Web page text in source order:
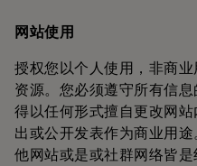
网站使用
授权您以个人使用，非商
资源。您必须遵守所有信
得以任何形式擅自更改网
出或公开发表作为商业用
他网站或是或社群网络皆